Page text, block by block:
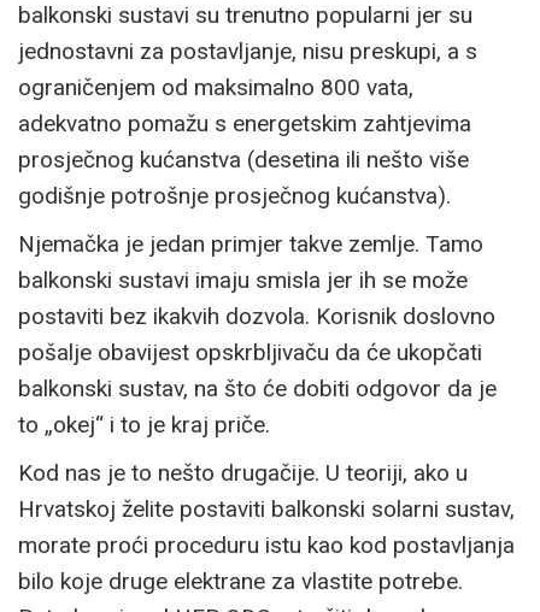
balkonski sustavi su trenutno popularni jer su
jednostavni za postavljanje, nisu preskupi, a s
ograničenjem od maksimalno 800 vata,
adekvatno pomažu s energetskim zahtjevima
prosječnog kućanstva (desetina ili nešto više
godišnje potrošnje prosječnog kućanstva).
Njemačka je jedan primjer takve zemlje. Tamo
balkonski sustavi imaju smisla jer ih se može
postaviti bez ikakvih dozvola. Korisnik doslovno
pošalje obavijest opskrbljivaču da će ukopčati
balkonski sustav, na što će dobiti odgovor da je
to „okej“ i to je kraj priče.
Kod nas je to nešto drugačije. U teoriji, ako u
Hrvatskoj želite postaviti balkonski solarni sustav,
morate proći proceduru istu kao kod postavljanja
bilo koje druge elektrane za vlastite potrebe.